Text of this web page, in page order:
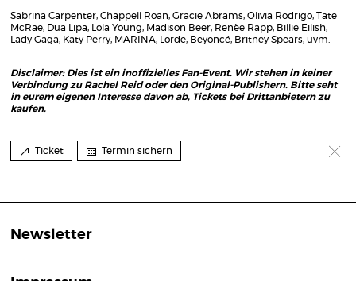
Sabrina Carpenter, Chappell Roan, Gracie Abrams, Olivia Rodrigo, Tate
McRae, Dua Lipa, Lola Young, Madison Beer, Renèe Rapp, Billie Eilish,
Lady Gaga, Katy Perry, MARINA, Lorde, Beyoncé, Britney Spears, uvm.
Disclaimer: Dies ist ein inoffizielles Fan-Event. Wir stehen in keiner
Verbindung zu Rachel Reid oder den Original-Publishern. Bitte seht
in eurem eigenen Interesse davon ab, Tickets bei Drittanbietern zu
kaufen.
Ticket Termin sichern
Newsletter